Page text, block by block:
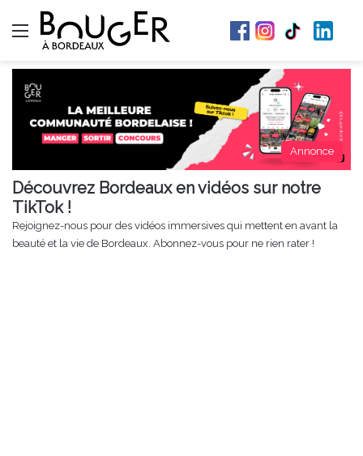
Menu
Annonce
Découvrez Bordeaux en vidéos sur notre
TikTok !
Rejoignez-nous pour des vidéos immersives qui mettent en avant la
beauté et la vie de Bordeaux. Abonnez-vous pour ne rien rater !